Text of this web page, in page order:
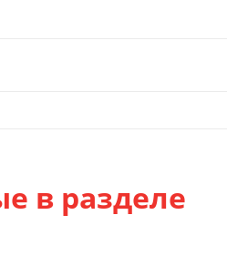
в разделе